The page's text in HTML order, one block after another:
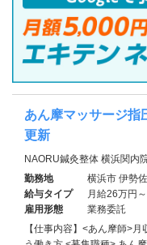
あん摩マッサージ指
更新
NAORU鍼灸整体 横浜関内
勤務地
横浜市 伊勢
給与タイプ
月給26万円
雇用形態
業務委託
【仕事内容】<あん摩師>